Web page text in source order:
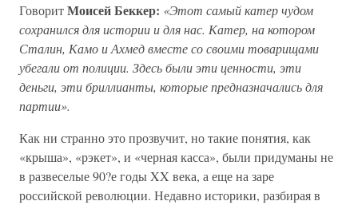
ГоворитМоисей Беккер: «Этот самый катер чудом
сохранился для истории и для нас. Катер, на котором
Сталин, Камо и Ахмед вместе со своими товарищами
убегали от полиции. Здесь были эти ценности, эти
деньги, эти бриллианты, которые предназначались для
партии».
Как ни странно это прозвучит, но такие понятия, как
«крыша», «рэкет», и «черная касса», были придуманы не
в развеселые 90?е годы XX века, а еще на заре
российской революции. Недавно историки, разбирая в